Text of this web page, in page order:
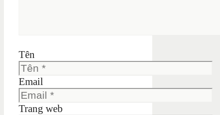
Tên
Email
Trang web